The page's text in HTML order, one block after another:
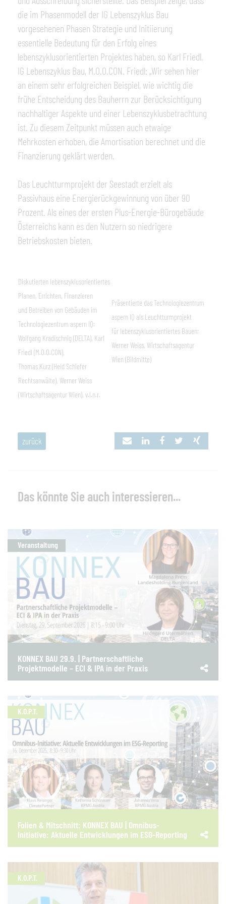
die im Phasenmodell der IG Lebenszyklus Bau
vorgesehenen Phasen Strategie und Initiierung
essentielle Bedeutung für den Erfolg eines
lebenszyklusorientierten Projektes haben, so Karl Friedl,
IG Lebenszyklus Bau, M.O.O.CON. Friedl: „Wir sehen hier
an einem sehr erfolgreichen Beispiel, wie wichtig die
frühe Entscheidung des Bauherrn zur Berücksichtigung
nachhaltiger Aspekte und einer Lebenszyklusbetrachtung
ist. Zu diesem Zeitpunkt müssen auch etwaige
Mehrkosten erhoben, die Amortisation berechnet und die
Finanzierung geklärt werden.
Das Leuchtturmprojekt der Seestadt erzielt als
Passivhaus eine Energierückgewinnung von über 90
Prozent. Als eines der ersten Plus-Energie-Bürogebäude
Österreichs kann es den Nutzern so niedrigere
Betriebskosten bieten.
Diskutierten lebenszyklusorientiertes
Planen, Errichten, Finanzieren
und Betreiben von Gebäuden im
Technologiezentrum aspern IQ:
Wolfgang Kradischnig (DELTA), Karl
Friedl (M.O.O.CON),
Thomas Kurz (Heid Schiefer
Rechtsanwälte), Werner Weiss
(Wirtschaftsagentur Wien), v.l.n.r.
Präsentierte das Technologiezentrum
aspern IQ als Leuchtturmprojekt
für lebenszyklusorientiertes Bauen:
Werner Weiss, Wirtschaftsagentur
Wien (Bildmitte)
zurück
Das könnte Sie auch interessieren...
Veranstaltung
KONNEX BAU 29.9. | Partnerschaftliche
Projektmodelle – ECI & IPA in der Praxis
K.O.P.T.
Folien & Mitschnitt: KONNEX BAU | Omnibus-
Initiative: Aktuelle Entwicklungen im ESG-Reporting
K.O.P.T.